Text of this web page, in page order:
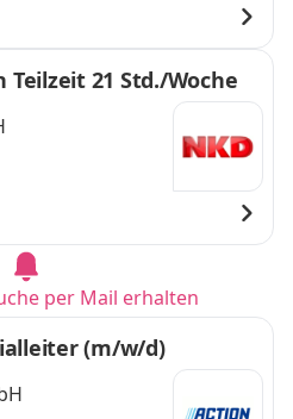
21 Std./Woche
per Mail erhalten
(m/w/d)